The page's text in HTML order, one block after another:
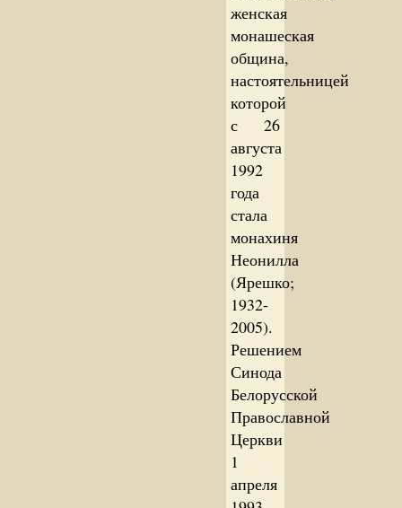
женская
монашеская
община,
настоятельницей
которой
с 26
августа
1992
года
стала
монахиня
Неонилла
(Ярешко;
1932-
2005).
Решением
Синода
Белорусской
Православной
Церкви
1
апреля